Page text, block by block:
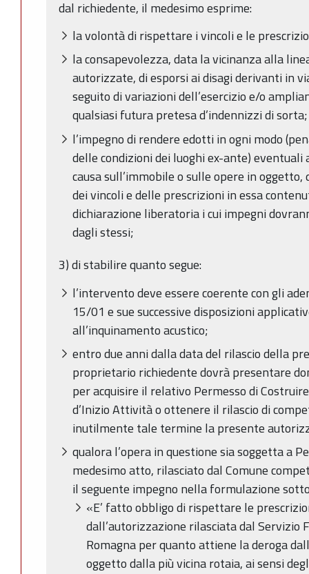
dal richiedente, il medesimo esprime:
la volontà di rispettare i vincoli e le
la consapevolezza, data la vicinanza alla
autorizzate, di esporsi ai disagi derivanti in
seguito di variazioni dell’esercizio e/o
qualsiasi futura pretesa d’indennizzi di sorta;
l’impegno di rendere edotti in ogni modo
delle condizioni dei luoghi ex-ante)
causa sull’immobile o sulle opere in
dei vincoli e delle prescrizioni in essa
dichiarazione liberatoria i cui impegni
dagli stessi;
3) di stabilire quanto segue:
l’intervento deve essere coerente con gli
15/01 e sue successive disposizioni
all’inquinamento acustico;
entro due anni dalla data del rilascio della
proprietario richiedente dovrà presentare
per acquisire il relativo Permesso di
d’Inizio Attività o ottenere il rilascio di
inutilmente tale termine la presente
qualora l’opera in questione sia soggetta a
medesimo atto, rilasciato dal Comune
il seguente impegno nella formulazione
«E’ fatto obbligo di rispettare le
dall’autorizzazione rilasciata dal Servizio
Romagna per quanto attiene la deroga
oggetto dalla più vicina rotaia, ai sensi